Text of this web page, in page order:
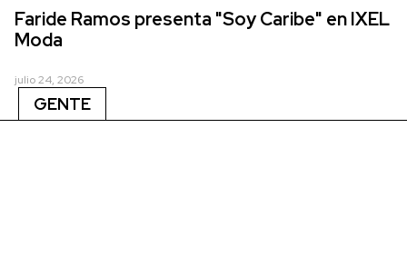
Faride Ramos presenta "Soy Caribe" en IXEL
Moda
julio 24, 2026
GENTE